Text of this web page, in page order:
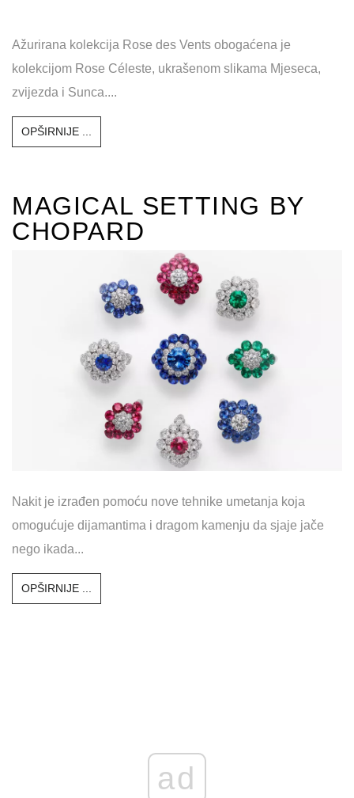
Ažurirana kolekcija Rose des Vents obogaćena je
kolekcijom Rose Céleste, ukrašenom slikama Mjeseca,
MAGICAL SETTING BY
CHOPARD